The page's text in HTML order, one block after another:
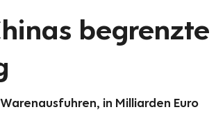
begrenzte
in Milliarden Euro